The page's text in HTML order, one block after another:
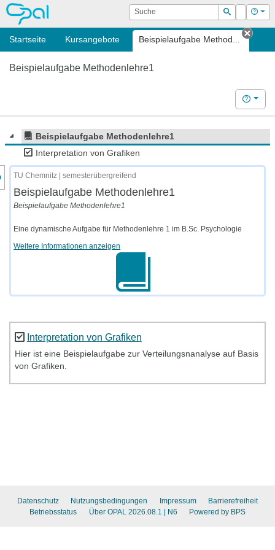
OPAL Suche
Suchen
Login Hilfe
Startseite Kursangebote Beispielaufgabe Method...
Tab
Beispielaufgabe Methodenlehre1
Hilfe
Beispielaufgabe Methodenlehre1
Interpretation von Grafiken
des Kursmenüs
TU Chemnitz | semesterübergreifend
Beispielaufgabe Methodenlehre1
Beispielaufgabe Methodenlehre1
Eine dynamische Aufgabe für Methodenlehre 1 im B.Sc. Psychologie
Weitere Informationen anzeigen
Interpretation von Grafiken
Hier ist eine Beispielaufgabe zur Verteilungsnanalyse auf Basis
von Grafiken.
Datenschutz Nutzungsbedingungen Impressum
Barrierefreiheit
Betriebsstatus
Über OPAL 2026.08.1 | N6 Powered by BPS